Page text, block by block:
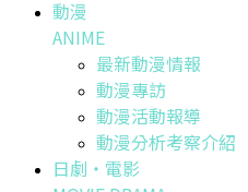
動漫
ANIME
最新動漫情報
動漫專訪
動漫活動報導
動漫分析考察介紹
日劇・電影